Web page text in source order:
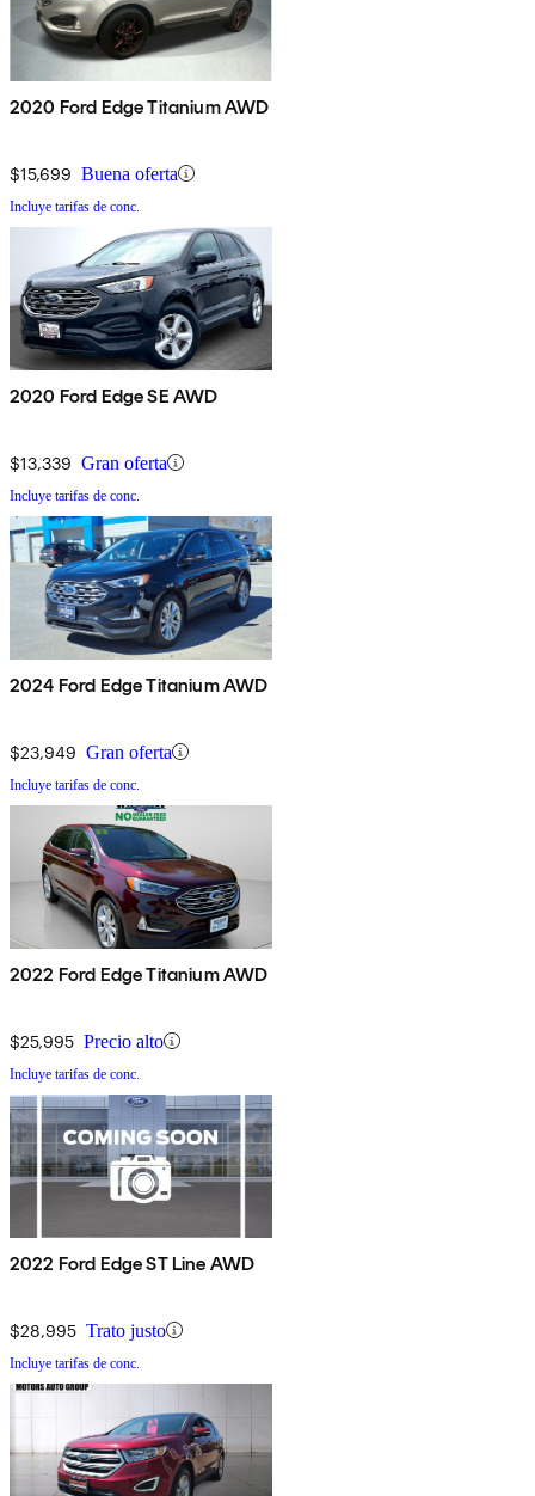
2020 Ford Edge Titanium AWD
$15,699 Buena oferta
Incluye tarifas de conc.
2020 Ford Edge SE AWD
$13,339 Gran oferta
Incluye tarifas de conc.
2024 Ford Edge Titanium AWD
$23,949 Gran oferta
Incluye tarifas de conc.
2022 Ford Edge Titanium AWD
$25,995 Precio alto
Incluye tarifas de conc.
2022 Ford Edge ST Line AWD
$28,995 Trato justo
Incluye tarifas de conc.